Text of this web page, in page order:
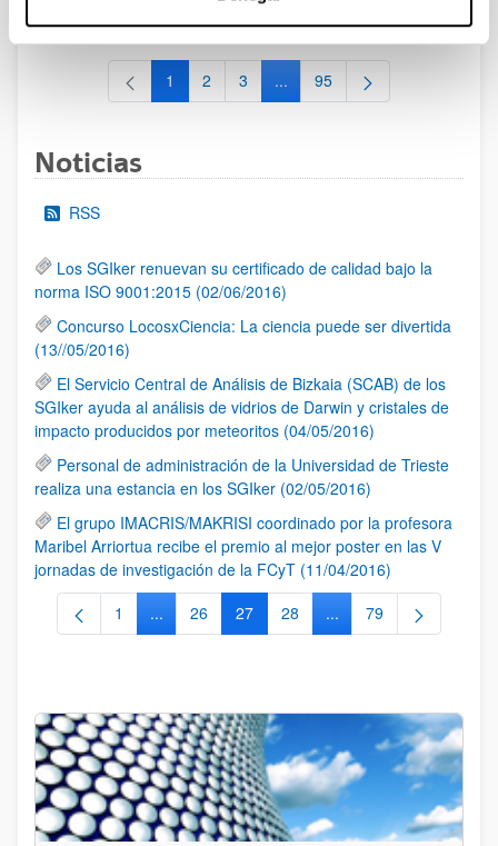
al 30/07/2026 (ambos incluídos)
Página
1 Página
2 Página
3 ...Páginas intermedias Use TAB
Página
95
Noticias
RSS
Los SGIker renuevan su certificado de calidad bajo la
norma ISO 9001:2015 (02/06/2016)
Concurso LocosxCiencia: La ciencia puede ser divertida
(13//05/2016)
El Servicio Central de Análisis de Bizkaia (SCAB) de los
SGIker ayuda al análisis de vidrios de Darwin y cristales de
impacto producidos por meteoritos (04/05/2016)
Personal de administración de la Universidad de Trieste
realiza una estancia en los SGIker (02/05/2016)
El grupo IMACRIS/MAKRISI coordinado por la profesora
Maribel Arriortua recibe el premio al mejor poster en las V
jornadas de investigación de la FCyT (11/04/2016)
Página
1 ...Páginas intermedias Use TAB para desplazarse.
Página
26 Página
27 Página
28 ...Páginas intermedias
Página
79